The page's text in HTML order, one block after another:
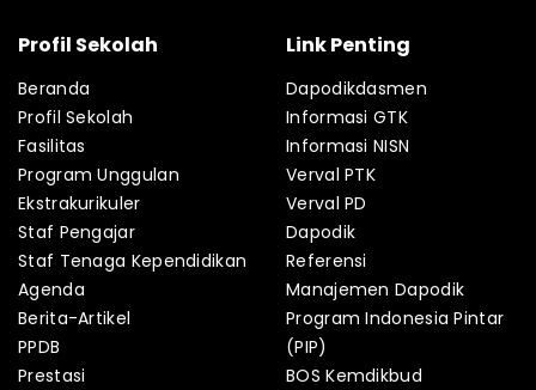
Profil Sekolah
Beranda
Profil Sekolah
Fasilitas
Program Unggulan
Ekstrakurikuler
Staf Pengajar
Staf Tenaga Kependidikan
Agenda
Berita-Artikel
PPDB
Prestasi
Link Penting
Dapodikdasmen
Informasi GTK
Informasi NISN
Verval PTK
Verval PD
Dapodik
Referensi
Manajemen Dapodik
Program Indonesia Pintar
(PIP)
BOS Kemdikbud